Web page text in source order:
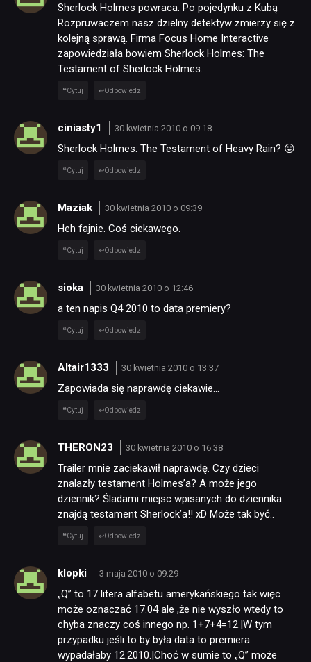
Sherlock Holmes powraca. Po pojedynku z Kubą
Rozpruwaczem nasz dzielny detektyw zmierzy się z
kolejną sprawą. Firma Focus Home Interactive
zapowiedziała bowiem Sherlock Holmes: The
Testament of Sherlock Holmes.
Cytuj Odpowiedz
ciniasty1 30 kwietnia 2010 o 09:18
Sherlock Holmes: The Testament of Heavy Rain? 😛
Cytuj Odpowiedz
Maziak 30 kwietnia 2010 o 09:39
Heh fajnie. Coś ciekawego.
Cytuj Odpowiedz
sioka 30 kwietnia 2010 o 12:46
a ten napis Q4 2010 to data premiery?
Cytuj Odpowiedz
Altair1333 30 kwietnia 2010 o 13:37
Zapowiada się naprawdę ciekawie…
Cytuj Odpowiedz
THERON23 30 kwietnia 2010 o 16:38
Trailer mnie zaciekawił naprawdę. Czy dzieci
znalazły testament Holmes’a? A może jego
dziennik? Śladami miejsc wpisanych do dziennika
znajdą testament Sherlock’a!! xD Może tak być..
Cytuj Odpowiedz
klopki 3 maja 2010 o 09:29
„Q” to 17 litera alfabetu amerykańskiego tak więc
może oznaczać 17.04 ale ,że nie wyszło wtedy to
chyba znaczy coś innego np. 1+7+4=12.|W tym
przypadku jeśli to by była data to premiera
wypadałaby 12.2010.|Choć w sumie to „Q” może